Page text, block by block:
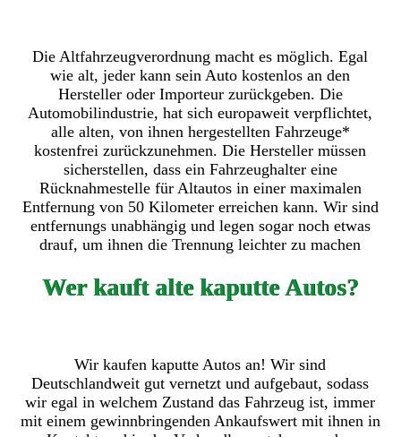
Die Altfahrzeugverordnung macht es möglich. Egal
wie alt, jeder kann sein Auto kostenlos an den
Hersteller oder Importeur zurückgeben. Die
Automobilindustrie, hat sich europaweit verpflichtet,
alle alten, von ihnen hergestellten Fahrzeuge*
kostenfrei zurückzunehmen. Die Hersteller müssen
sicherstellen, dass ein Fahrzeughalter eine
Rücknahmestelle für Altautos in einer maximalen
Entfernung von 50 Kilometer erreichen kann. Wir sind
entfernungs unabhängig und legen sogar noch etwas
drauf, um ihnen die Trennung leichter zu machen
Wer kauft alte kaputte Autos?
Wir kaufen kaputte Autos an! Wir sind
Deutschlandweit gut vernetzt und aufgebaut, sodass
wir egal in welchem Zustand das Fahrzeug ist, immer
mit einem gewinnbringenden Ankaufswert mit ihnen in